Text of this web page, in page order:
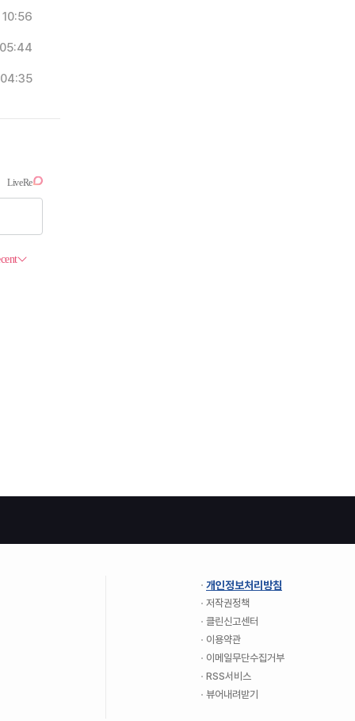
10:56
05:44
04:35
개인정보처리방침
저작권정책
클린신고센터
이용약관
이메일무단수집거부
RSS서비스
뷰어내려받기